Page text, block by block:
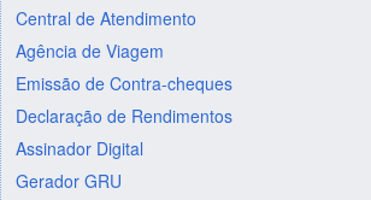
Central de Atendimento
Agência de Viagem
Emissão de Contra-cheques
Declaração de Rendimentos
Assinador Digital
Gerador GRU